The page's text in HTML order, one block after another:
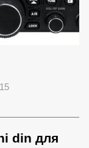
din для